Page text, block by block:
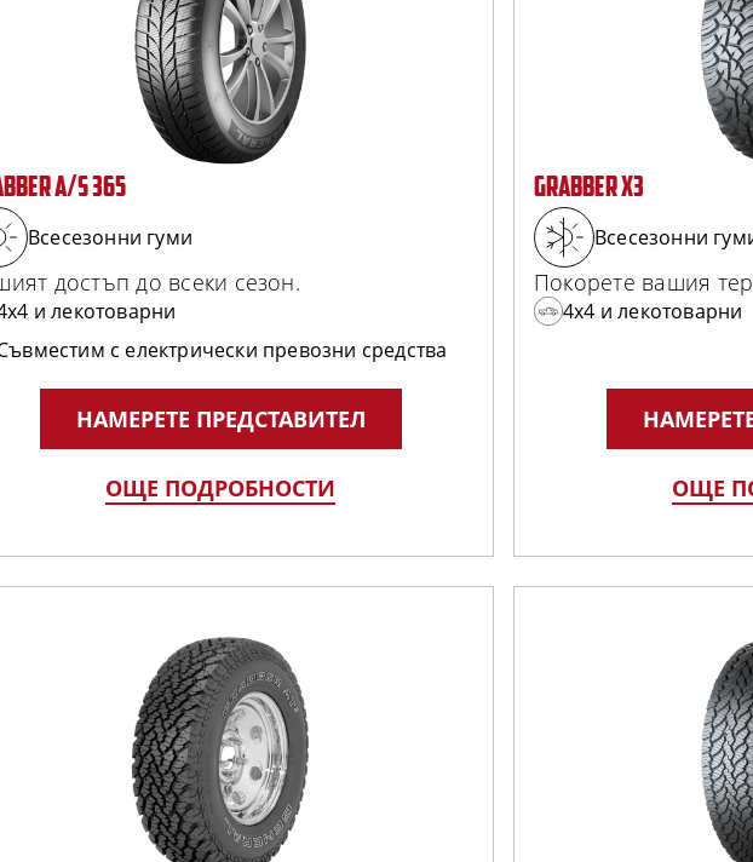
A/S 365
Всесезонни гуми
достъп до всеки сезон.
и лекотоварни
с електрически превозни средства
НАМЕРЕТЕ ПРЕДСТАВИТЕЛ
ОЩЕ ПОДРОБНОСТИ
GRABBER X3
Всесезонни
Покорете вашия
4x4 и лекотоварни
ОЩЕ